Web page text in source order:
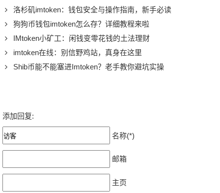
洛杉矶imtoken：钱包安全与操作指南，新手必读
狗狗币钱包imtoken怎么存？详细教程来啦
IMtoken小矿工：闲钱变零花钱的土法理财
imtoken在线：别信野鸡站，真身在这里
Shib币能不能塞进Imtoken？老手教你避坑实操
添加回复:
名称(*)
邮箱
主页